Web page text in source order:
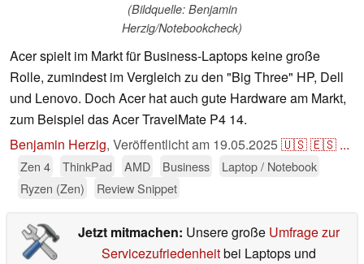
(Bildquelle: Benjamin
Herzig/Notebookcheck)
Acer spielt im Markt für Business-Laptops keine große
Rolle, zumindest im Vergleich zu den "Big Three" HP, Dell
und Lenovo. Doch Acer hat auch gute Hardware am Markt,
zum Beispiel das Acer TravelMate P4 14.
Benjamin Herzig, Veröffentlicht am 19.05.2025🇺🇸🇪🇸 ...
Zen 4 ThinkPad AMD Business
Laptop / Notebook
Ryzen (Zen)
Review Snippet
Jetzt mitmachen: Unsere große Umfrage zur
Servicezufriedenheitbei Laptops und